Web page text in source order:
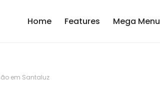
Home Features Mega Menu
em Santaluz